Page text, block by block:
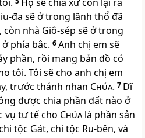
đa sẽ ở trong lãnh thổ đã
nhà Giô-sép sẽ ở trong
phía bắc. 6Anh chị em sẽ
phần, rồi mang bản đồ có
tôi. Tôi sẽ cho anh chị em
trước thánh nhan Chúa. 7 Dĩ
được chia phần đất nào ở
vụ tư tế cho Chúalà phần sản
tộc Gát, chi tộc Ru-bên, và